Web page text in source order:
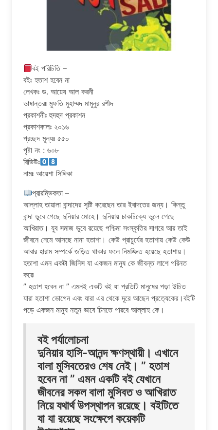
বই পরিচিতি –
বইঃ হতাশ হবেন না
লেখকঃ ড. আয়েয আল করনী
ভাষান্তরঃ মুফতি মুহাম্মদ মামুনুর রশীদ
প্রকাশনীঃ হুদহুদ প্রকাশন
প্রকাশকালঃ ২০১৬
প্রচ্ছদ মূল্যঃ ৫৫০
পৃষ্টা নং : ৬০৮
রিভিউঃ
নামঃ আয়েশা সিদ্দিকা
প্রারম্ভিকতা –
আল্লাহ তায়ালা বান্দাদের সৃষ্টি করেছেন তার ইবাদতের জন্য। কিন্তু
বান্দা ডুবে গেছে দুনিয়ার মোহে। দুনিয়ায় চাকচিক্যে ভুলে গেছে
আখিরাত। যুব সমাজ ডুবে রয়েছে পশ্চিমা সংস্কৃতির সাগরে আর তাই
জীবনে নেমে আসছে নানা হতাশা। কেউ প্রাচুর্যের হতাশায় কেউ কেউ
আবার হারাম সম্পর্কে জড়িত থাকার ফলে নিমজ্জিত হয়েছে হতাশায়।
হতাশা এমন একটা জিনিস যা একজন মানুষ কে জীবন্ত লাশে পরিনত
করে৷
” হতাশ হবেন না ” এমনই একটি বই যা প্রতিটি মানুষের পড়া উচিত
যারা হতাশা ভোগেন এবং যারা এর থেকে দূরে আছেন প্রত্যেকের।বইটি
পড়ে একজন মানুষ নতুন ভাবে চিনতে পারবে আল্লাহ কে।
বই পর্যালোচনা
দুনিয়ার হাসি-আনন্দ ক্ষণস্থায়ী। এখানে
বালা মুসিবতেরও শেষ নেই। ” হতাশ
হবেন না ” এমন একটি বই যেখানে
জীবনের সকল বালা মুসিবত ও আখিরাত
নিয়ে যথার্থ উপস্থাপন রয়েছে। বইটিতে
যা যা রয়েছে সংক্ষেপে কয়েকটি